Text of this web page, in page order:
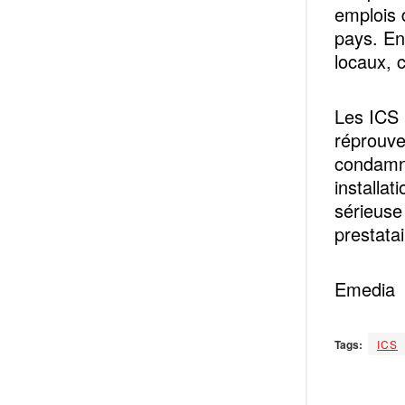
emplois
pays.
locaux,
Les
Emedia
Tags: ICS